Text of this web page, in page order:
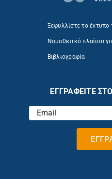
Ξεφυλλίστε το
Νομοθετικό πλαίσιο
Βιβλιογραφία
ΕΓΓΡΑΦΕΙΤΕ ΣΤΟ